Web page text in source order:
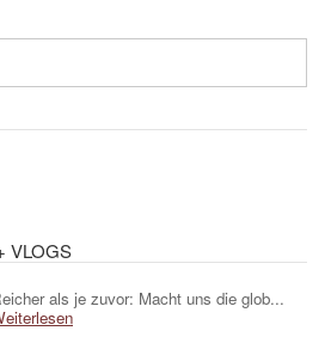
VLOGS
als je zuvor: Macht uns die glob...